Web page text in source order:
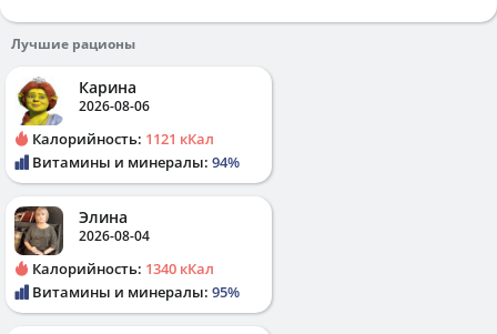
Лучшие рационы
Карина
2026-08-06
Калорийность: 1121 кКал
Витамины и минералы: 94%
Элина
2026-08-04
Калорийность: 1340 кКал
Витамины и минералы: 95%